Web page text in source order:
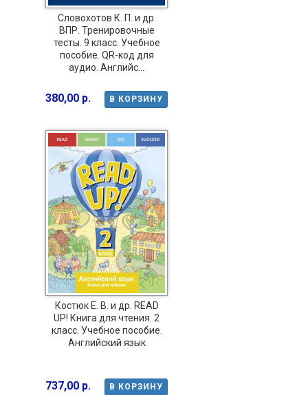
Словохотов К. П. и др.
ВПР. Тренировочные
тесты. 9 класс. Учебное
пособие. QR-код для
аудио. Английс...
В КОРЗИНУ
380,00 р.
Костюк Е. В. и др. READ
UP! Книга для чтения. 2
класс. Учебное пособие.
Английский язык
В КОРЗИНУ
737,00 р.